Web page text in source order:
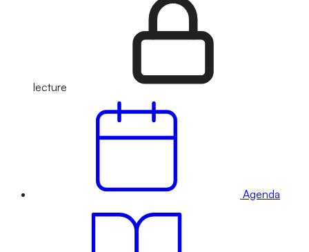
lecture
Agenda